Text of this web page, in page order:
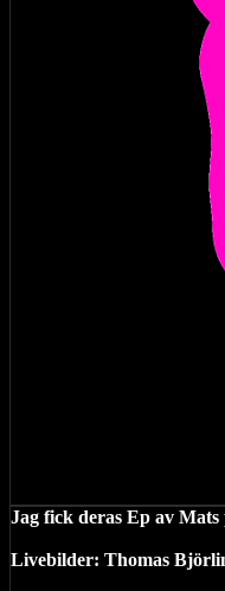
Jag fick deras Ep av
Livebilder: Thomas